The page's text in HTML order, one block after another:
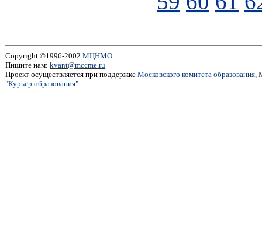
Copyright ©1996-2002 МЦНМО
Пишите нам: kvant@mccme.ru
Проект осуществляется при поддержке Московского комитета образования,
"Курьер образования"